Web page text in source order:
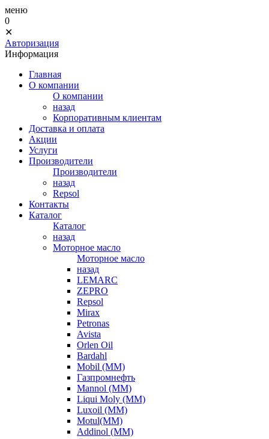
меню
0
✕
Авторизация
Информация
Главная
О компании
О компании
назад
Корпоративным клиентам
Доставка и оплата
Акции
Услуги
Производители
Производители
назад
Repsol
Контакты
Каталог
Каталог
назад
Моторное масло
Моторное масло
назад
LEMARC
ZEPRO
Repsol
Mirax
Petronas
Avista
Orlen Oil
Bardahl
Mobil (ММ)
Газпромнефть
Mannol (ММ)
Liqui Moly (ММ)
Luxoil (ММ)
Motul(ММ)
Addinol (ММ)